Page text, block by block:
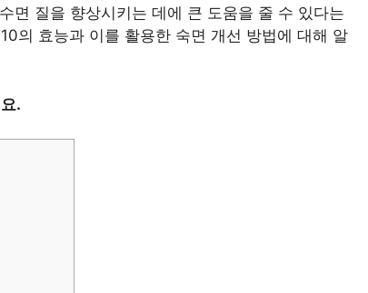
면 질을 향상시키는 데에 큰 도움을 줄 수 있다는
의 효능과 이를 활용한 숙면 개선 방법에 대해 알
.